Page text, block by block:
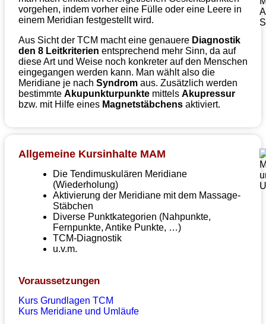
vorgehen, indem vorher eine Fülle oder eine Leere in
einem Meridian festgestellt wird.
Aus Sicht der TCM macht eine genauere Diagnostik
den 8 Leitkriterien entsprechend mehr Sinn, da auf
diese Art und Weise noch konkreter auf den Menschen
eingegangen werden kann. Man wählt also die
Meridiane je nach Syndrom aus. Zusätzlich werden
bestimmte Akupunkturpunkte mittels Akupressur
bzw. mit Hilfe eines Magnetstäbchens aktiviert.
Allgemeine Kursinhalte MAM
Die Tendimuskulären Meridiane
(Wiederholung)
Aktivierung der Meridiane mit dem Massage-
Stäbchen
Diverse Punktkategorien (Nahpunkte,
Fernpunkte, Antike Punkte, …)
TCM-Diagnostik
u.v.m.
Voraussetzungen
Kurs Grundlagen TCM
Kurs Meridiane und Umläufe